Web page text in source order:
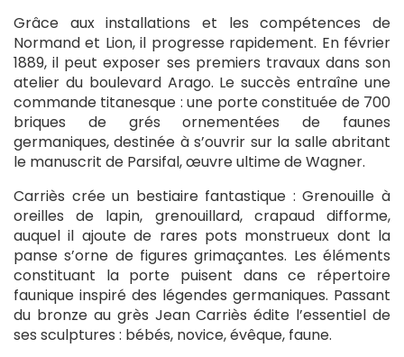
Grâce aux installations et les compétences de
Normand et Lion, il progresse rapidement. En février
1889, il peut exposer ses premiers travaux dans son
atelier du boulevard Arago. Le succès entraîne une
commande titanesque : une porte constituée de 700
briques de grés ornementées de faunes
germaniques, destinée à s’ouvrir sur la salle abritant
le manuscrit de Parsifal, œuvre ultime de Wagner.
Carriès crée un bestiaire fantastique : Grenouille à
oreilles de lapin, grenouillard, crapaud difforme,
auquel il ajoute de rares pots monstrueux dont la
panse s’orne de figures grimaçantes. Les éléments
constituant la porte puisent dans ce répertoire
faunique inspiré des légendes germaniques. Passant
du bronze au grès Jean Carriès édite l’essentiel de
ses sculptures : bébés, novice, évêque, faune.